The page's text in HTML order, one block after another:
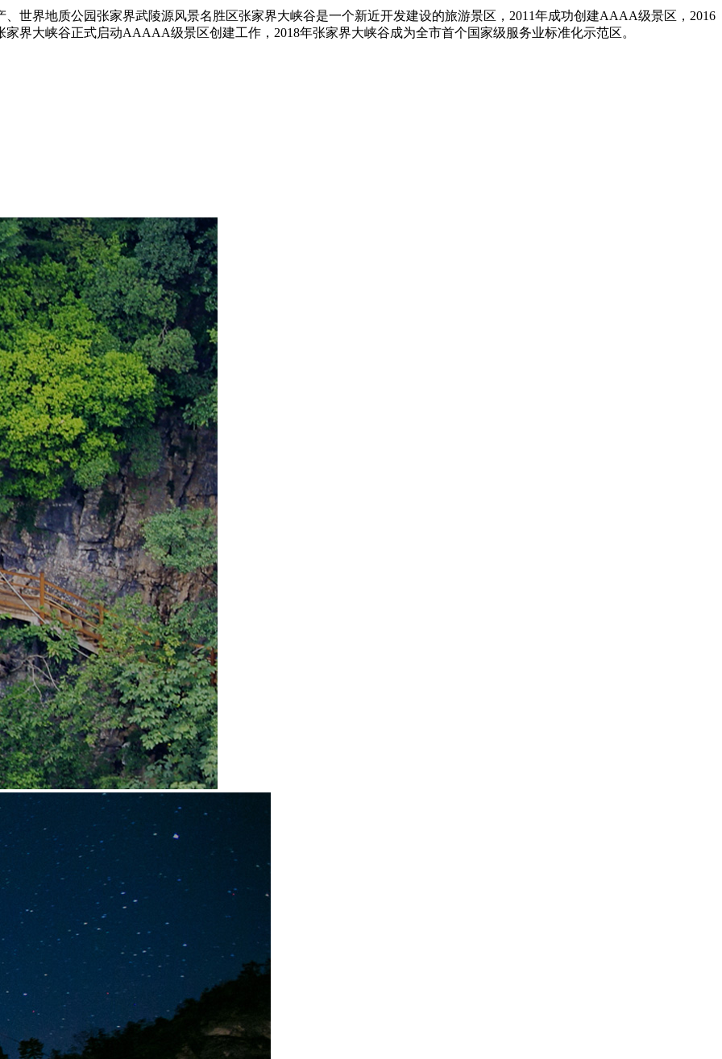
世界地质公园张家界武陵源风景名胜区张家界大峡谷是一个新近开发建设的旅游景区，2011年成功创建AAAA级景区，2016
界大峡谷正式启动AAAAA级景区创建工作，2018年张家界大峡谷成为全市首个国家级服务业标准化示范区。